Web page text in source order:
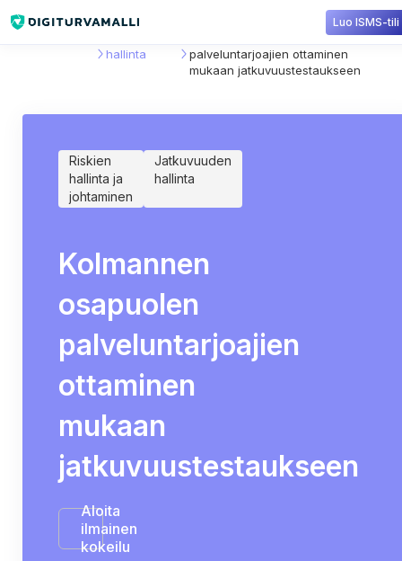
Luo ISMS-tili
hallinta
palveluntarjoajien ottaminen
mukaan jatkuvuustestaukseen
Riskien
hallinta ja
johtaminen
Jatkuvuuden
hallinta
Kolmannen
osapuolen
palveluntarjoajien
ottaminen
mukaan
jatkuvuustestaukseen
Aloita
ilmainen
kokeilu